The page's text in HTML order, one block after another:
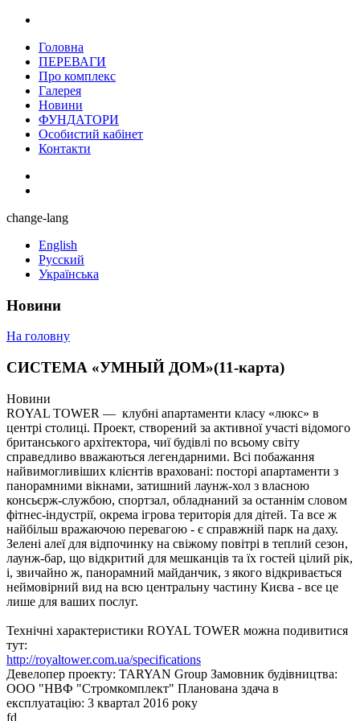
Головна
ПЕРЕВАГИ
Про комплекс
Галерея
Новини
ФУНДАТОРИ
Особистий кабінет
Контакти
change-lang
English
Русский
Українська
Новини
На головну
СИСТЕМА «УМНЫЙ ДОМ»(11-карта)
Новини
ROYAL TOWER — клубні апартаменти класу «люкс» в
центрі столиці. Проект, створений за активної участі відомого
британського архітектора, чиї будівлі по всьому світу
справедливо вважаються легендарними. Всі побажання
найвимогливіших клієнтів враховані: посторі апартаменти з
панорамними вікнами, затишний лаунж-хол з власною
консьєрж-службою, спортзал, обладнаний за останнім словом
фітнес-індустрії, окрема ігрова територія для дітей. Та все ж
найбільш вражаючою перевагою - є справжній парк на даху.
Зелені алеї для відпочинку на свіжому повітрі в теплий сезон,
лаунж-бар, що відкритий для мешканців та їх гостей цілий рік,
і, звичайно ж, панорамний майданчик, з якого відкривається
неймовірний вид на всю центральну частину Києва - все це
лише для ваших послуг.
Технічні характеристики ROYAL TOWER можна подивитися
тут:
http://royaltower.com.ua/specifications
Девелопер проекту: TARYAN Group Замовник будівництва:
ООО "НВФ "Стромкомплект" Планована здача в
експлуатацію: 3 квартал 2016 року
fd